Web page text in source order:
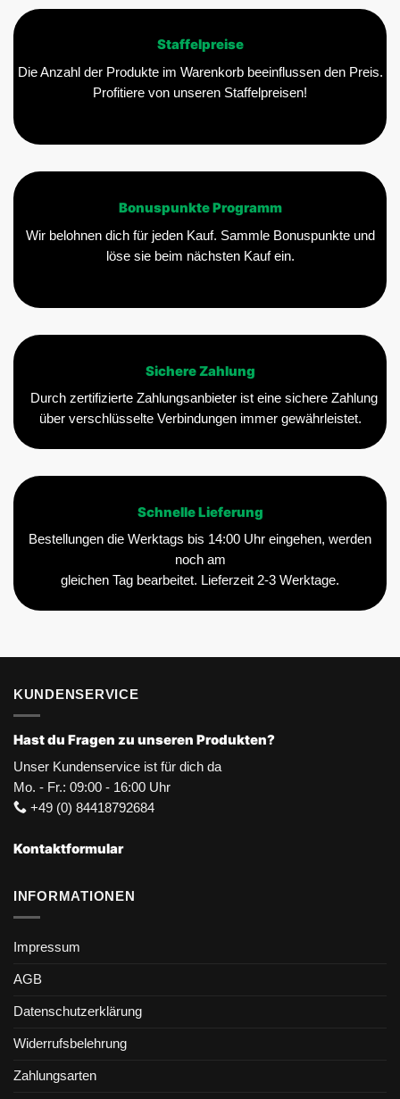
Staffelpreise
Die Anzahl der Produkte im Warenkorb beeinflussen den Preis.
Profitiere von unseren Staffelpreisen!
Bonuspunkte Programm
Wir belohnen dich für jeden Kauf. Sammle Bonuspunkte und
löse sie beim nächsten Kauf ein.
Sichere Zahlung
Durch zertifizierte Zahlungsanbieter ist eine sichere Zahlung
über verschlüsselte Verbindungen immer gewährleistet.
Schnelle Lieferung
Bestellungen die Werktags bis 14:00 Uhr eingehen, werden
noch am
gleichen Tag bearbeitet. Lieferzeit 2-3 Werktage.
KUNDENSERVICE
Hast du Fragen zu unseren Produkten?
Unser Kundenservice ist für dich da
Mo. - Fr.: 09:00 - 16:00 Uhr
+49 (0) 84418792684
Kontaktformular
INFORMATIONEN
Impressum
AGB
Datenschutzerklärung
Widerrufsbelehrung
Zahlungsarten